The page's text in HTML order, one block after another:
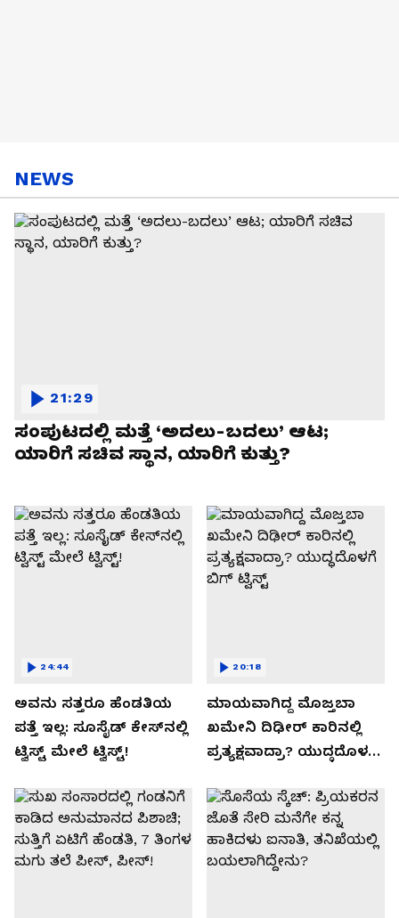
NEWS
ಸಂಪುಟದಲ್ಲಿ ಮತ್ತೆ ‘ಅದಲು-ಬದಲು’ ಆಟ;
ಯಾರಿಗೆ ಸಚಿವ ಸ್ಥಾನ, ಯಾರಿಗೆ ಕುತ್ತು?
21:29
ಅವನು ಸತ್ತರೂ ಹೆಂಡತಿಯ
ಪತ್ತೆ ಇಲ್ಲ: ಸೂಸೈಡ್​​ ಕೇಸ್​​ನಲ್ಲಿ
ಟ್ವಿಸ್ಟ್​ ಮೇಲೆ ಟ್ವಿಸ್ಟ್!
24:44
ಮಾಯವಾಗಿದ್ದ ಮೊಜ್ತಬಾ
ಖಮೇನಿ ದಿಢೀರ್ ಕಾರಿನಲ್ಲಿ
ಪ್ರತ್ಯಕ್ಷವಾದ್ರಾ? ಯುದ್ಧದೊಳಗೆ
20:18